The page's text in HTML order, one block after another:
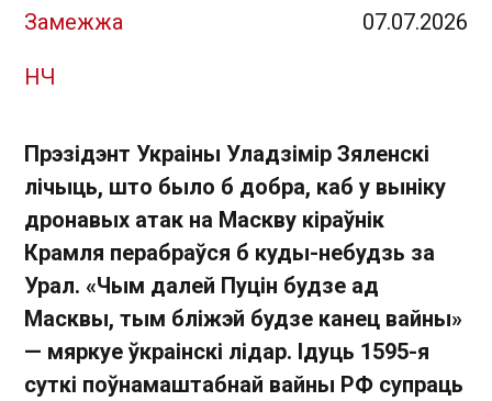
Замежжа 07.07.2026
НЧ
Прэзідэнт Украіны Уладзімір Зяленскі
лічыць, што было б добра, каб у выніку
дронавых атак на Маскву кіраўнік
Крамля перабраўся б куды-небудзь за
Урал. «Чым далей Пуцін будзе ад
Масквы, тым бліжэй будзе канец вайны»
— мяркуе ўкраінскі лідар. Ідуць 1595-я
суткі поўнамаштабнай вайны РФ супраць